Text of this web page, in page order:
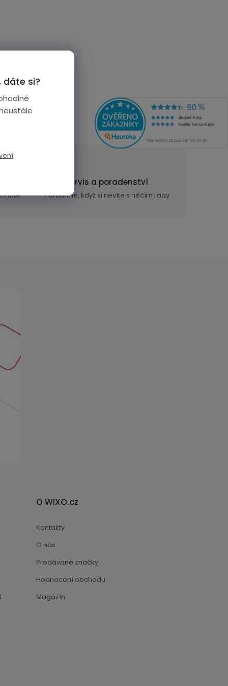
dáte si?
máte
Servis a poradenství
Poradíme, když si nevíte s něčím rady
O WIXO.cz
Kontakty
O nás
Prodávané značky
Hodnocení obchodu
Magazín